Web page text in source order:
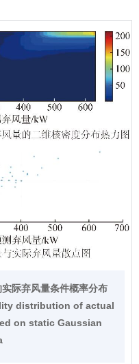
际弃风量条件概率分布
distribution of actual
on static Gaussian